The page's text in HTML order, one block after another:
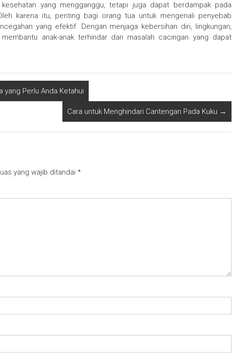
yang mengganggu, tetapi juga dapat berdampak pada
karena itu, penting bagi orang tua untuk mengenali penyebab
yang efektif. Dengan menjaga kebersihan diri, lingkungan,
anak-anak terhindar dari masalah cacingan yang dapat
yang Perlu Anda Ketahui
Cara untuk Menghindari Cantengan Pada Kuku →
yang wajib ditandai *